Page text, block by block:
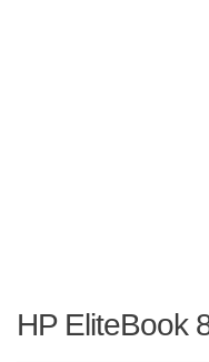
HP EliteBook